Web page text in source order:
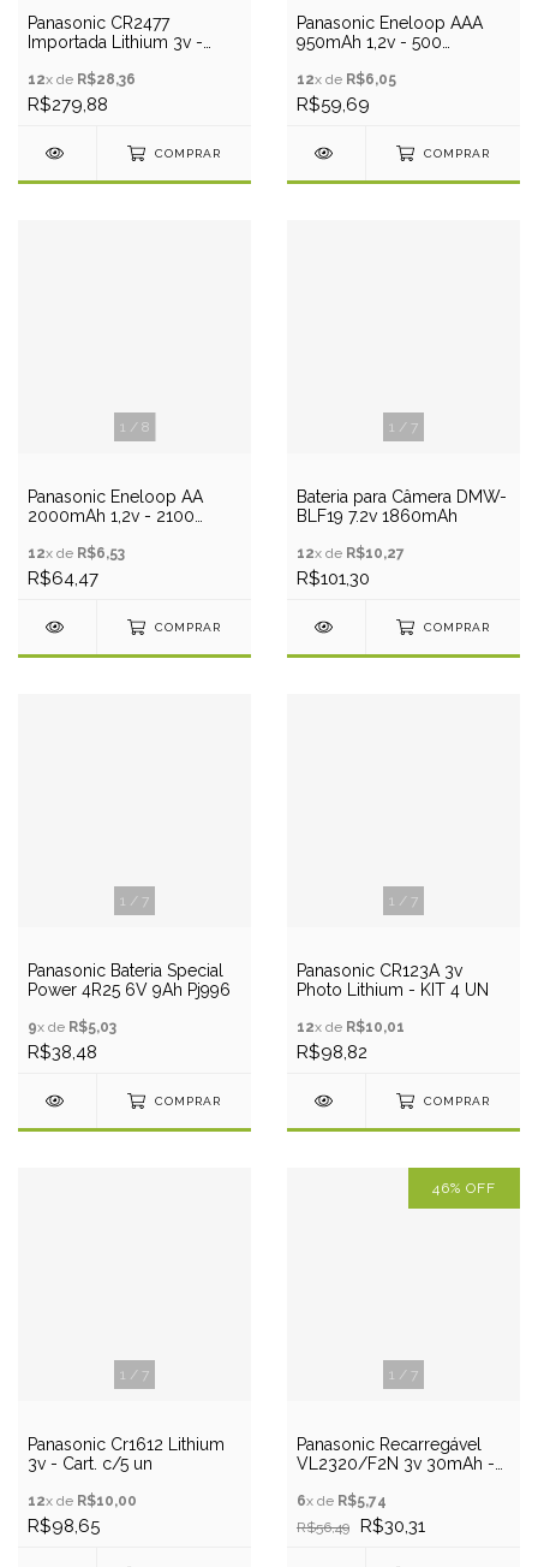
Panasonic CR2477
Importada Lithium 3v -
12x de R$28,36
R$279,88
COMPRAR
Panasonic Eneloop AAA
950mAh 1,2v - 500
12x de R$6,05
R$59,69
COMPRAR
1 / 8
Panasonic Eneloop AA
2000mAh 1,2v - 2100
12x de R$6,53
R$64,47
COMPRAR
1 / 7
Bateria para Câmera DMW-
BLF19 7.2v 1860mAh
12x de R$10,27
R$101,30
COMPRAR
1 / 7
Panasonic Bateria Special
Power 4R25 6V 9Ah Pj996
9x de R$5,03
R$38,48
COMPRAR
1 / 7
Panasonic CR123A 3v
Photo Lithium - KIT 4 UN
12x de R$10,01
R$98,82
COMPRAR
1 / 7
Panasonic Cr1612 Lithium
3v - Cart. c/5 un
12x de R$10,00
R$98,65
1 / 7
46% OFF
Panasonic Recarregável
VL2320/F2N 3v 30mAh -
6x de R$5,74
R$56,49
R$30,31